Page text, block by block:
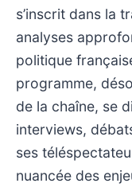
s’inscrit dans la
analyses
politique
programme,
de la chaîne, se
interviews,
ses
nuancée des